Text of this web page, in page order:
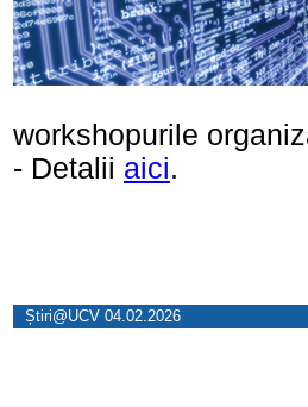
workshopurile
- Detalii aici.
Știri@UCV 04.02.2026